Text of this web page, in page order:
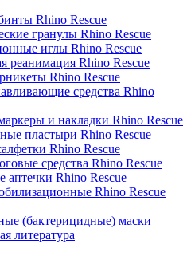
Rhino Rescue
гранулы Rhino Rescue
иглы Rhino Rescue
реанимация Rhino Rescue
Rhino Rescue
средства Rhino
и накладки Rhino Rescue
пластыри Rhino Rescue
Rhino Rescue
средства Rhino Rescue
аптечки Rhino Rescue
Rhino Rescue
(бактерицидные) маски
литература